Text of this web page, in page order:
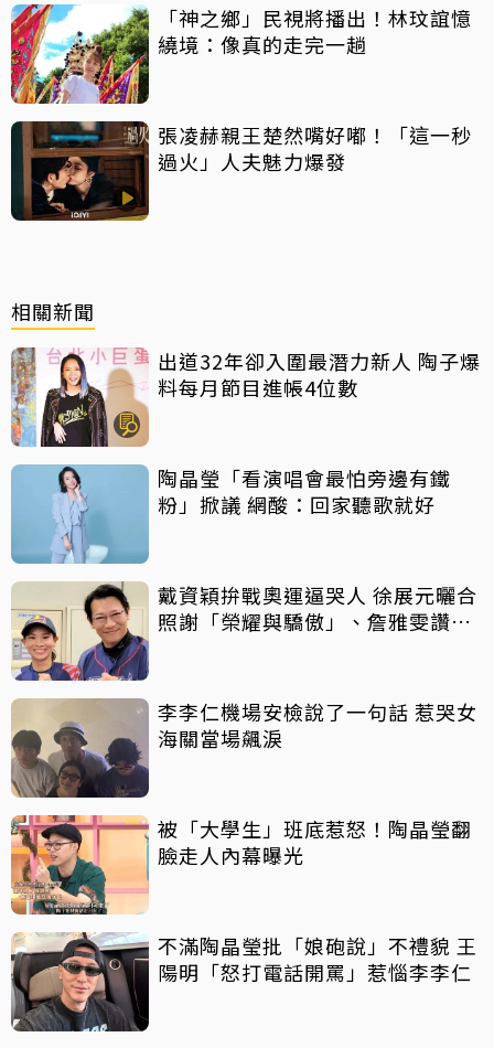
「神之鄉」民視將播出！林玟誼憶
繞境：像真的走完一趟
張凌赫親王楚然嘴好嘟！「這一秒
過火」人夫魅力爆發
相關新聞
出道32年卻入圍最潛力新人 陶子爆
料每月節目進帳4位數
陶晶瑩「看演唱會最怕旁邊有鐵
粉」掀議 網酸：回家聽歌就好
戴資穎拚戰奧運逼哭人 徐展元曬合
照謝「榮耀與驕傲」、詹雅雯讚
李李仁機場安檢說了一句話 惹哭女
海關當場飆淚
被「大學生」班底惹怒！陶晶瑩翻
臉走人內幕曝光
不滿陶晶瑩批「娘砲說」不禮貌 王
陽明「怒打電話開罵」惹惱李李仁